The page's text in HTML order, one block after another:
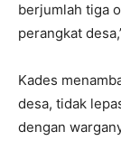
berjumlah tiga
perangkat
Kades
desa, tidak
dengan